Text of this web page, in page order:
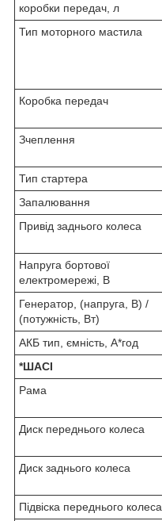
коробки передач, л
Тип моторного мастила
Коробка передач
Зчеплення
Тип стартера
Запалювання
Привід заднього колеса
Напруга бортової
електромережі, В
Генератор, (напруга, В) /
(потужність, Вт)
АКБ тип, ємність, А*год
*ШАСІ
Рама
Диск переднього колеса
Диск заднього колеса
Підвіска переднього колеса